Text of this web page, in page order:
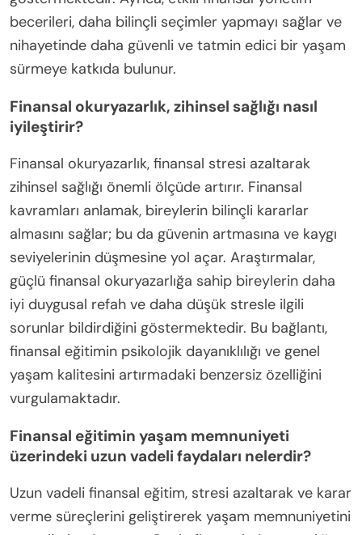
becerileri, daha bilinçli seçimler yapmayı sağlar ve
nihayetinde daha güvenli ve tatmin edici bir yaşam
sürmeye katkıda bulunur.
Finansal okuryazarlık, zihinsel sağlığı nasıl
iyileştirir?
Finansal okuryazarlık, finansal stresi azaltarak
zihinsel sağlığı önemli ölçüde artırır. Finansal
kavramları anlamak, bireylerin bilinçli kararlar
almasını sağlar; bu da güvenin artmasına ve kaygı
seviyelerinin düşmesine yol açar. Araştırmalar,
güçlü finansal okuryazarlığa sahip bireylerin daha
iyi duygusal refah ve daha düşük stresle ilgili
sorunlar bildirdiğini göstermektedir. Bu bağlantı,
finansal eğitimin psikolojik dayanıklılığı ve genel
yaşam kalitesini artırmadaki benzersiz özelliğini
vurgulamaktadır.
Finansal eğitimin yaşam memnuniyeti
üzerindeki uzun vadeli faydaları nelerdir?
Uzun vadeli finansal eğitim, stresi azaltarak ve karar
verme süreçlerini geliştirerek yaşam memnuniyetini